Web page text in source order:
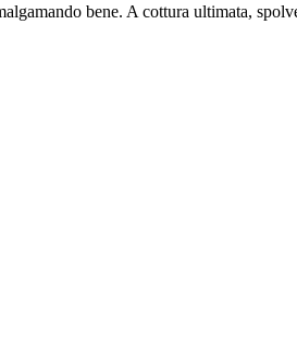
bene. A cottura ultimata,